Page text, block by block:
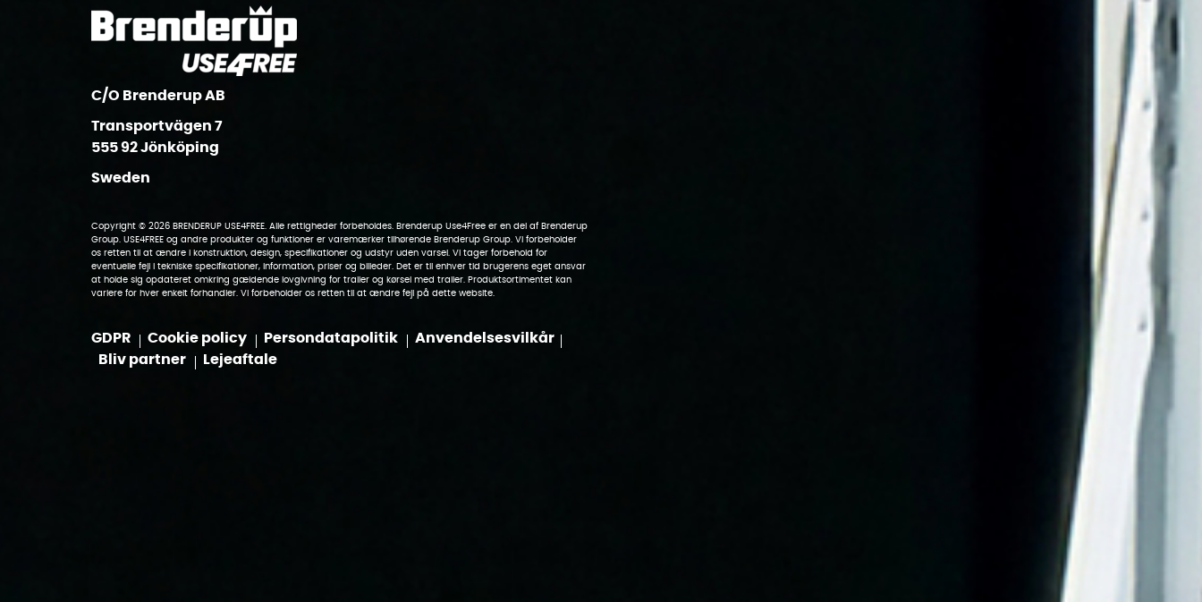
C/O Brenderup AB
Transportvägen 7
555 92 Jönköping
Sweden
Copyright © 2026 BRENDERUP USE4FREE. Alle rettigheder forbeholdes. Brenderup Use4Free er en del af Brenderup
Group. USE4FREE og andre produkter og funktioner er varemærker tilhørende Brenderup Group. Vi forbeholder
os retten til at ændre i konstruktion, design, specifikationer og udstyr uden varsel. Vi tager forbehold for
eventuelle fejl i tekniske specifikationer, information, priser og billeder. Det er til enhver tid brugerens eget ansvar
at holde sig opdateret omkring gældende lovgivning for trailer og kørsel med trailer. Produktsortimentet kan
variere for hver enkelt forhandler. Vi forbeholder os retten til at ændre fejl på dette website.
GDPR Cookie policy Persondatapolitik
Anvendelsesvilkår
Bliv partner
Lejeaftale